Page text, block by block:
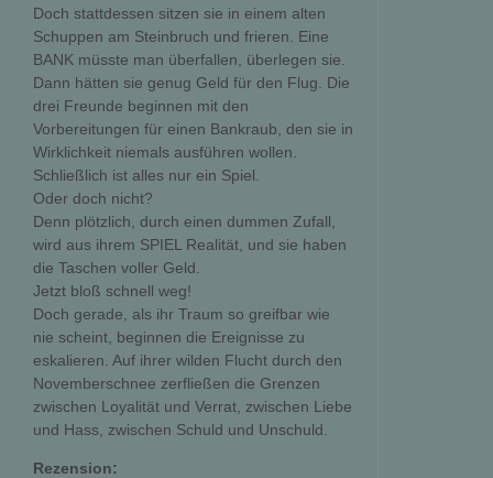
Doch stattdessen sitzen sie in einem alten
Schuppen am Steinbruch und frieren. Eine
BANK müsste man überfallen, überlegen sie.
Dann hätten sie genug Geld für den Flug. Die
drei Freunde beginnen mit den
Vorbereitungen für einen Bankraub, den sie in
Wirklichkeit niemals ausführen wollen.
Schließlich ist alles nur ein Spiel.
Oder doch nicht?
Denn plötzlich, durch einen dummen Zufall,
wird aus ihrem SPIEL Realität, und sie haben
die Taschen voller Geld.
Jetzt bloß schnell weg!
Doch gerade, als ihr Traum so greifbar wie
nie scheint, beginnen die Ereignisse zu
eskalieren. Auf ihrer wilden Flucht durch den
Novemberschnee zerfließen die Grenzen
zwischen Loyalität und Verrat, zwischen Liebe
und Hass, zwischen Schuld und Unschuld.
Rezension: